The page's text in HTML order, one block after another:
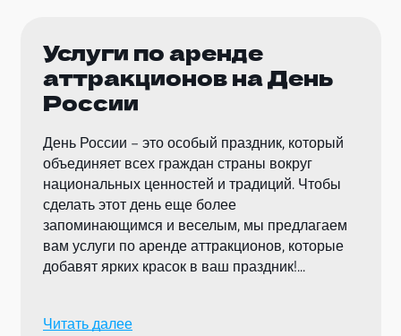
Услуги по аренде
аттракционов на День
России
День России – это особый праздник, который
объединяет всех граждан страны вокруг
национальных ценностей и традиций. Чтобы
сделать этот день еще более
запоминающимся и веселым, мы предлагаем
вам услуги по аренде аттракционов, которые
добавят ярких красок в ваш праздник!
и подходит для гостей любого возраста. Для
Читать далее